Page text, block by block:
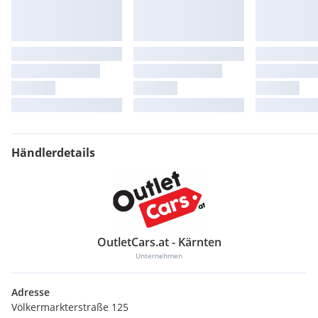
Nicht Heissland
Nichtraucherausführung - Ablagefach und 12-V-Steckdose
vorn
Parklenkassistent Park Assist inkl. Einparkhilfe
Proaktives Insassenschutzsystem in Verbindung mit Front
Radschrauben Standard
Reifenkontrollanzeige
Rückfahrkamera Rear View
Händlerdetails
OutletCars.at - Kärnten
Unternehmen
Adresse
Völkermarkterstraße 125